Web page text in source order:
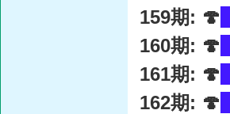
159期: 🍄
160期: 🍄
161期: 🍄
162期: 🍄